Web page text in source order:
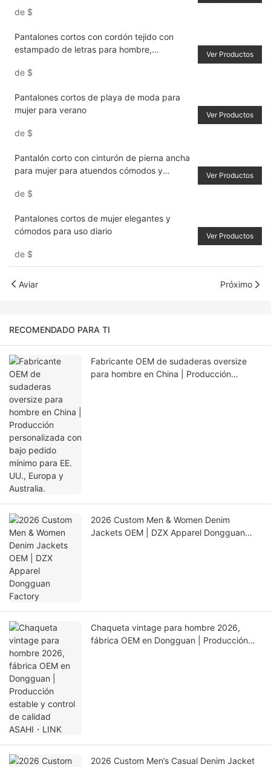
de $
Pantalones cortos con cordón tejido con
estampado de letras para hombre,
verano, escuela
de $
Ver Productos
Pantalones cortos de playa de moda para
mujer para verano
de $
Ver Productos
Pantalón corto con cinturón de pierna ancha
para mujer para atuendos cómodos y
de $
Ver Productos
Pantalones cortos de mujer elegantes y
cómodos para uso diario
de $
Ver Productos
Aviar Próximo
RECOMENDADO PARA TI
Fabricante OEM de sudaderas oversize
para hombre en China | Producción
2026 Custom Men & Women Denim
Jackets OEM | DZX Apparel Dongguan
Chaqueta vintage para hombre 2026,
fábrica OEM en Dongguan | Producción
2026 Custom Men’s Casual Denim Jacket